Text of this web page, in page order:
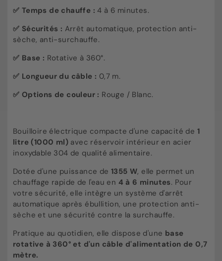
✅ Temps de chauffe :4 à 6 minutes.
✅ Sécurités : Arrêt automatique, protection anti-
sèche, anti-surchauffe.
✅ Base : Rotative à 360°.
✅ Longueur du câble : 0,7 m.
✅ Options de couleur : Rouge / Blanc.
Bouilloire électrique compacte d'une capacité de 1
litre (1000 ml) avec réservoir intérieur en acier
inoxydable 304 de qualité alimentaire.
Dotée d'une puissance de 1355 W, elle permet un
chauffage rapide de l'eau en 4 à 6 minutes. Pour
votre sécurité, elle intègre un système d'arrêt
automatique après ébullition, une protection anti-
sèche et une sécurité contre la surchauffe.
Pratique au quotidien, elle dispose d'une base
rotative à 360° et d'un câble d'alimentation de 0,7
mètre.